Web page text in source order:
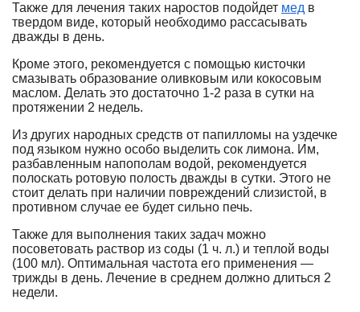
Также для лечения таких наростов подойдет мед в
твердом виде, который необходимо рассасывать
дважды в день.
Кроме этого, рекомендуется с помощью кисточки
смазывать образование оливковым или кокосовым
маслом. Делать это достаточно 1-2 раза в сутки на
протяжении 2 недель.
Из других народных средств от папилломы на уздечке
под языком нужно особо выделить сок лимона. Им,
разбавленным напополам водой, рекомендуется
полоскать ротовую полость дважды в сутки. Этого не
стоит делать при наличии повреждений слизистой, в
противном случае ее будет сильно печь.
Также для выполнения таких задач можно
посоветовать раствор из соды (1 ч. л.) и теплой воды
(100 мл). Оптимальная частота его применения —
трижды в день. Лечение в среднем должно длиться 2
недели.